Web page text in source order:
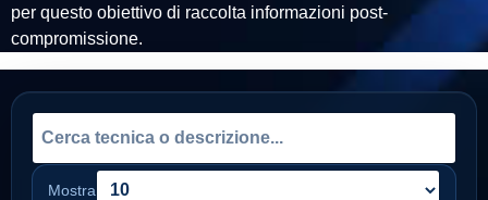
per questo obiettivo di raccolta informazioni post-
compromissione.
Mostra